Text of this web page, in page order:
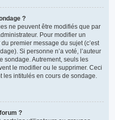
?
ne peuvent être modifiés que par
Pour modifier un
du premier message du sujet (c’est
Si personne n’a voté, l’auteur
sondage. Autrement, seuls les
le modifier ou le supprimer. Ceci
les intitulés en cours de sondage.
?